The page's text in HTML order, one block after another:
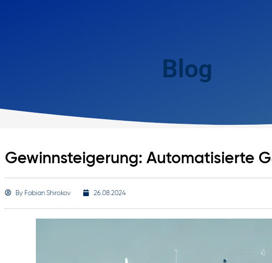
Blog
Gewinnsteigerung: Automatisierte
By Fabian Shirokov 26.08.2024